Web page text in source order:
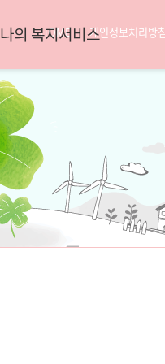
HOME 개인정보처리방침
나의 복지서비스